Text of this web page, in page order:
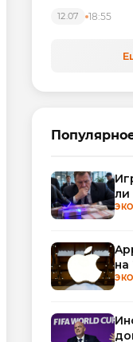
12.07 18:55
ли
на